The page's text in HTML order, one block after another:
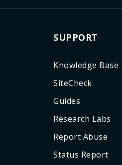
SUPPORT
Knowledge Base
SiteCheck
Guides
Research Labs
Report Abuse
Status Report